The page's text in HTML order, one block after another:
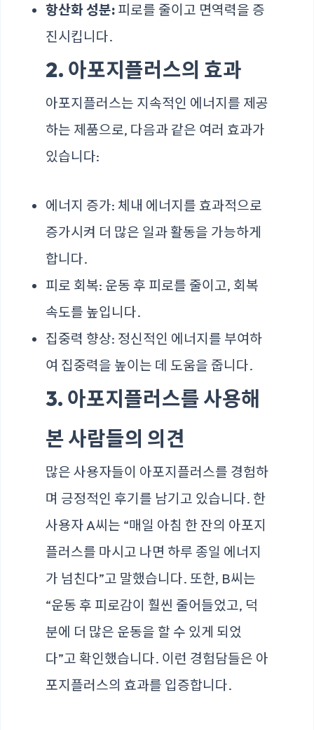
항산화 성분: 피로를 줄이고 면역력을 증
진시킵니다.
2. 아포지플러스의 효과
아포지플러스는 지속적인 에너지를 제공
하는 제품으로, 다음과 같은 여러 효과가
있습니다:
에너지 증가: 체내 에너지를 효과적으로
증가시켜 더 많은 일과 활동을 가능하게
합니다.
피로 회복: 운동 후 피로를 줄이고, 회복
속도를 높입니다.
집중력 향상: 정신적인 에너지를 부여하
여 집중력을 높이는 데 도움을 줍니다.
3. 아포지플러스를 사용해
본 사람들의 의견
많은 사용자들이 아포지플러스를 경험하
며 긍정적인 후기를 남기고 있습니다. 한
사용자 A씨는 “매일 아침 한 잔의 아포지
플러스를 마시고 나면 하루 종일 에너지
가 넘친다”고 말했습니다. 또한, B씨는
“운동 후 피로감이 훨씬 줄어들었고, 덕
분에 더 많은 운동을 할 수 있게 되었
다”고 확인했습니다. 이런 경험담들은 아
포지플러스의 효과를 입증합니다.